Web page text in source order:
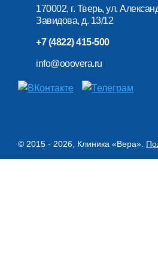
170002, г. Тверь, ул.
Завидова, д. 13/12
+7 (4822) 415-500
info@ooovera.ru
© 2015 - 2026, Клиника «Вера».